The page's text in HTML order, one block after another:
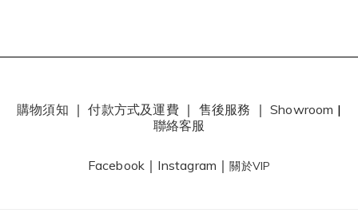
購物須知 ｜付款方式及運費｜ 售後服務 ｜ Showroom |
聯絡客服
Facebook ｜ Instagram ｜關於VIP